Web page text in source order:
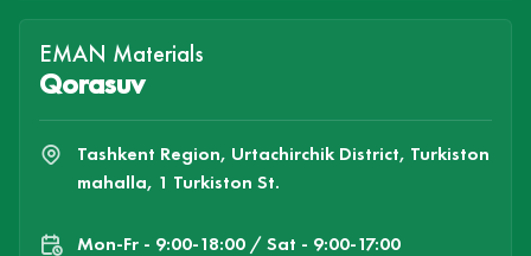
EMAN Materials
Qorasuv
Tashkent Region, Urtachirchik District, Turkiston
mahalla, 1 Turkiston St.
Mon-Fr - 9:00-18:00 / Sat - 9:00-17:00